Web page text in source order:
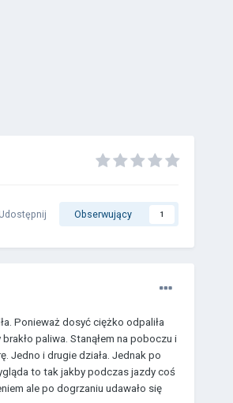
Obserwujący 1
Ponieważ dosyć ciężko odpaliła
paliwa. Stanąłem na poboczu i
Jedno i drugie działa. Jednak po
to tak jakby podczas jazdy coś
ale po dogrzaniu udawało się